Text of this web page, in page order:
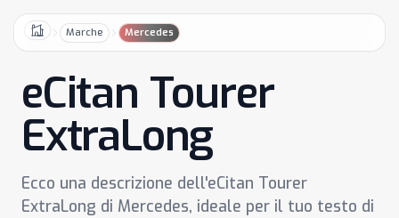
HomeMarche Mercedes
eCitan Tourer
ExtraLong
Ecco una descrizione dell'eCitan Tourer
ExtraLong di Mercedes, ideale per il tuo testo di